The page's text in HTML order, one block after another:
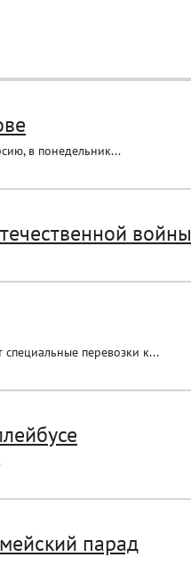
в понедельник...
войны
перевозки к...
парад